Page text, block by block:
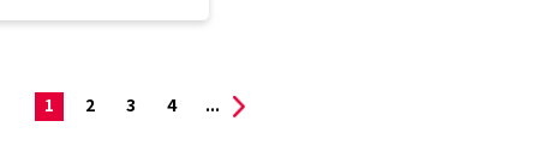
1 2 3 4 ...